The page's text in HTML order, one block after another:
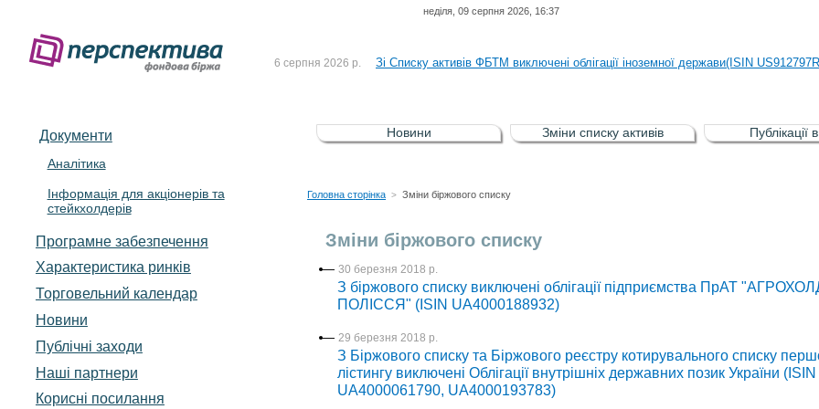
неділя, 09 серпня 2026, 16:37
До Списку активів регульованого фондового ринку (РФР) включена
6 серпня 2026 р. Зі Списку активів ФБТМ виключені облігації іноземної держави(ISIN
5 серпня 2026 р. Зі списку активів РФР виключені Облігація внутрішніх державних позик
4 серпня 2026 р. До Списку активів регульованого фондового ринку (РФР) включена
Документи
Аналітика
Інформація для акціонерів та
стейкхолдерів
Програмне забезпечення
Характеристика pинків
Торговельний календар
Новини
Публічні заходи
Наші партнери
Корисні посилання
Новини Зміни списку активів Публікації
Головна сторінка > Зміни біржового списку
Зміни біржового списку
30 березня 2018 р.
З біржового списку виключені облігації підприємства ПрАТ
ПОЛІССЯ" (ISIN UA4000188932)
29 березня 2018 р.
З Біржового списку та Біржового реєстру котирувального списку
лістингу виключені Облігації внутрішніх державних позик України (ISIN
UA4000061790, UA4000193783)